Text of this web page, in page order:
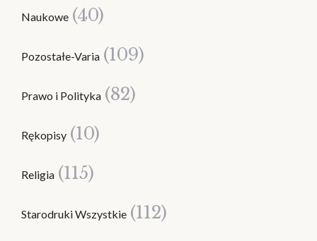
Naukowe (40)
Pozostałe-Varia (109)
Prawo i Polityka (82)
Rękopisy (10)
Religia (115)
Starodruki Wszystkie (112)